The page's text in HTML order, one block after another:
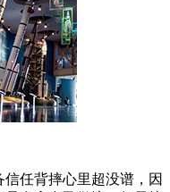
信任背摔心里超没谱，因